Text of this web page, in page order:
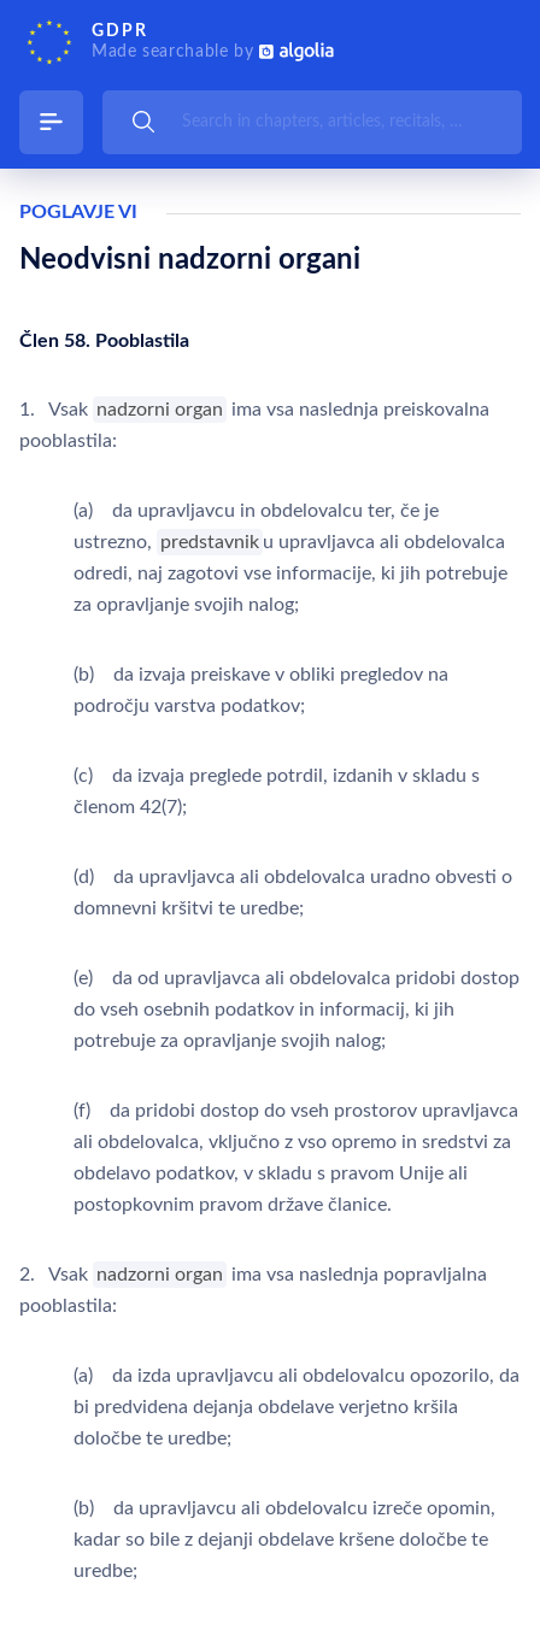
GDPR
Made searchable by
POGLAVJE VI
Neodvisni nadzorni organi
Člen 58. Pooblastila
1. Vsak nadzorni organ ima vsa naslednja preiskovalna
pooblastila:
(a) da upravljavcu in obdelovalcu ter, če je
ustrezno, predstavnik u upravljavca ali obdelovalca
odredi, naj zagotovi vse informacije, ki jih potrebuje
za opravljanje svojih nalog;
(b) da izvaja preiskave v obliki pregledov na
področju varstva podatkov;
(c) da izvaja preglede potrdil, izdanih v skladu s
členom 42(7);
(d) da upravljavca ali obdelovalca uradno obvesti o
domnevni kršitvi te uredbe;
(e) da od upravljavca ali obdelovalca pridobi dostop
do vseh osebnih podatkov in informacij, ki jih
potrebuje za opravljanje svojih nalog;
(f) da pridobi dostop do vseh prostorov upravljavca
ali obdelovalca, vključno z vso opremo in sredstvi za
obdelavo podatkov, v skladu s pravom Unije ali
postopkovnim pravom države članice.
2. Vsak nadzorni organ ima vsa naslednja popravljalna
pooblastila:
(a) da izda upravljavcu ali obdelovalcu opozorilo, da
bi predvidena dejanja obdelave verjetno kršila
določbe te uredbe;
(b) da upravljavcu ali obdelovalcu izreče opomin,
kadar so bile z dejanji obdelave kršene določbe te
uredbe;